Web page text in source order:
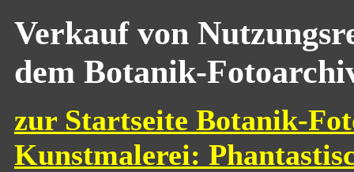
Verkauf von
dem Botanik-
zur Startseite Botanik-
Kunstmalerei: